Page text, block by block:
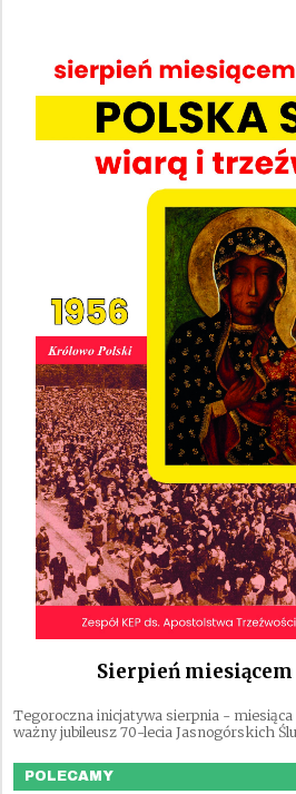
Sierpień
Tegoroczna inicjatywa sierpnia - miesiąca
ważny jubileusz 70-lecia Jasnogórskich
POLECAMY